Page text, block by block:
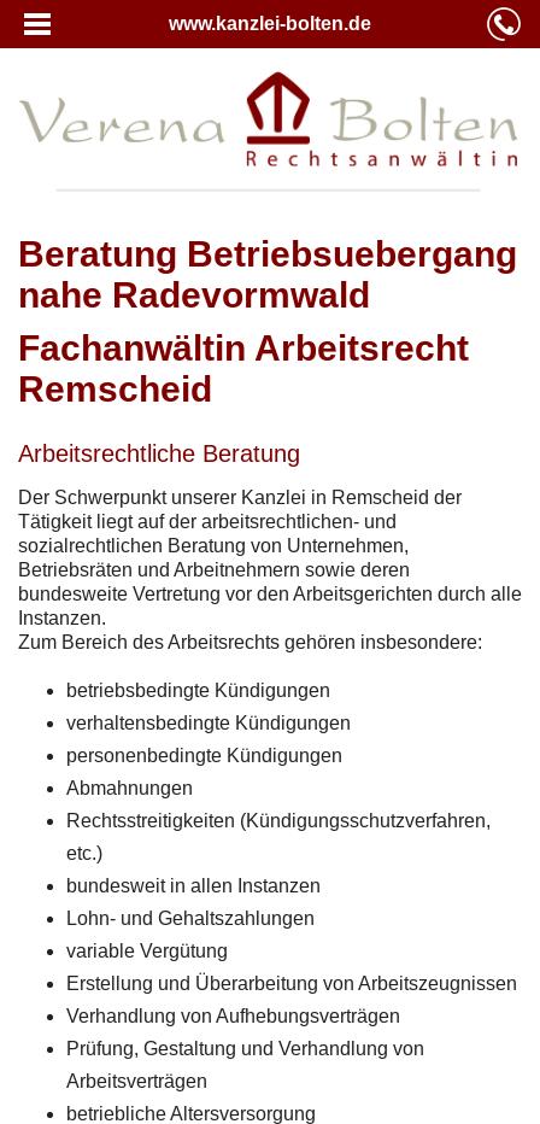
www.kanzlei-bolten.de
Beratung Betriebsuebergang
nahe Radevormwald
Fachanwältin Arbeitsrecht
Remscheid
Arbeitsrechtliche Beratung
Der Schwerpunkt unserer Kanzlei in Remscheid der
Tätigkeit liegt auf der arbeitsrechtlichen- und
sozialrechtlichen Beratung von Unternehmen,
Betriebsräten und Arbeitnehmern sowie deren
bundesweite Vertretung vor den Arbeitsgerichten durch alle
Instanzen.
Zum Bereich des Arbeitsrechts gehören insbesondere:
betriebsbedingte Kündigungen
verhaltensbedingte Kündigungen
personenbedingte Kündigungen
Abmahnungen
Rechtsstreitigkeiten (Kündigungsschutzverfahren,
etc.)
bundesweit in allen Instanzen
Lohn- und Gehaltszahlungen
variable Vergütung
Erstellung und Überarbeitung von Arbeitszeugnissen
Verhandlung von Aufhebungsverträgen
Prüfung, Gestaltung und Verhandlung von
Arbeitsverträgen
betriebliche Altersversorgung